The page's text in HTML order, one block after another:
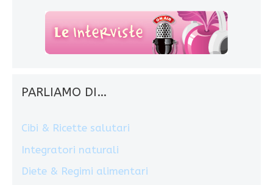
PARLIAMO DI…
Cibi & Ricette salutari
Integratori naturali
Diete & Regimi alimentari